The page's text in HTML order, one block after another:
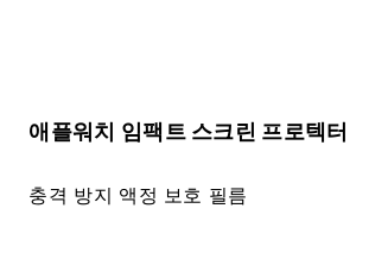
애플워치 임팩트 스크린 프로텍터
충격 방지 액정 보호 필름